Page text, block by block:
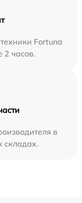
Fortuna
2 часов.
в
складах.